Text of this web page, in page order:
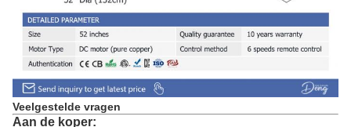
Veelgestelde vragen
Aan de koper: